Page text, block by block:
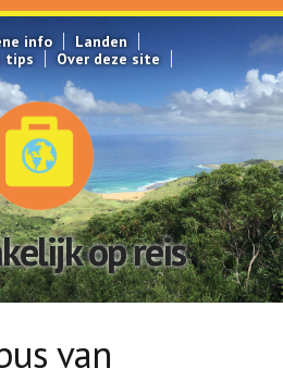
info
Landen
tips
Over deze site
op reis
van